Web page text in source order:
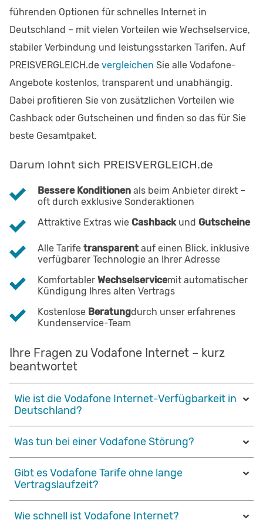
führenden Optionen für schnelles Internet in
Deutschland – mit vielen Vorteilen wie Wechselservice,
stabiler Verbindung und leistungsstarken Tarifen. Auf
PREISVERGLEICH.de vergleichen Sie alle Vodafone-
Angebote kostenlos, transparent und unabhängig.
Dabei profitieren Sie von zusätzlichen Vorteilen wie
Cashback oder Gutscheinen und finden so das für Sie
beste Gesamtpaket.
Darum lohnt sich PREISVERGLEICH.de
Bessere Konditionen als beim Anbieter direkt –
oft durch exklusive Sonderaktionen
Attraktive Extras wie Cashbackund Gutscheine
Alle Tarife transparentauf einen Blick, inklusive
verfügbarer Technologie an Ihrer Adresse
Komfortabler Wechselservicemit automatischer
Kündigung Ihres alten Vertrags
Kostenlose Beratungdurch unser erfahrenes
Kundenservice-Team
Ihre Fragen zu Vodafone Internet – kurz
beantwortet
Wie ist die Vodafone Internet-Verfügbarkeit in
Deutschland?
Was tun bei einer Vodafone Störung?
Gibt es Vodafone Tarife ohne lange
Vertragslaufzeit?
Wie schnell ist Vodafone Internet?